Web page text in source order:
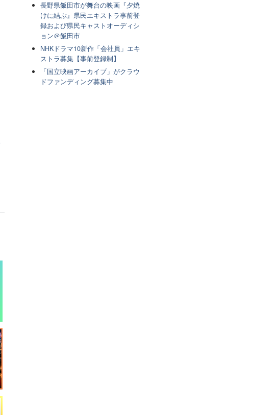
長野県飯田市が舞台の映画『夕焼
けに結ぶ』県民エキストラ事前登
録および県民キャストオーディシ
ョン＠飯田市
NHKドラマ10新作「会社員」エキ
ストラ募集【事前登録制】
「国立映画アーカイブ」がクラウ
ドファンディング募集中